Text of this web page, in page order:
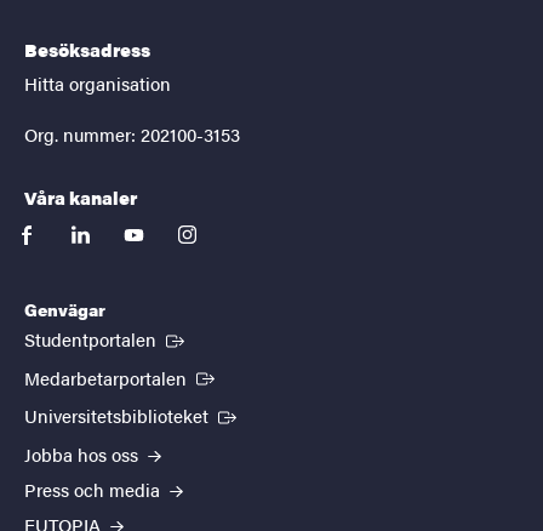
Besöksadress
Hitta organisation
Org. nummer: 202100-3153
Våra kanaler
facebooklinkedinyoutubeinstagram
Genvägar
Studentportalen (Extern länk)
Medarbetarportalen (Extern länk)
Universitetsbiblioteket (Extern länk)
Jobba hos oss
Press och media
EUTOPIA